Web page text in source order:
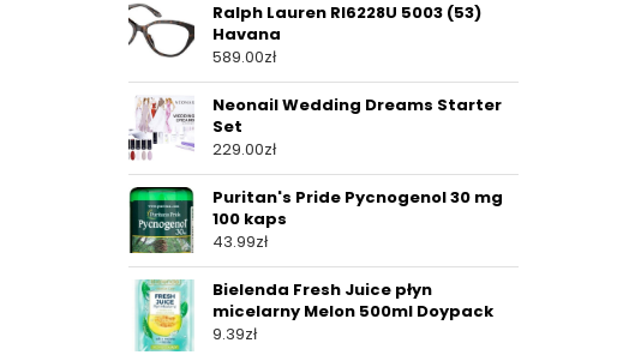
Ralph Lauren Rl6228U 5003 (53)
Havana
589.00zł
Neonail Wedding Dreams Starter
Set
229.00zł
Puritan's Pride Pycnogenol 30 mg
100 kaps
43.99zł
Bielenda Fresh Juice płyn
micelarny Melon 500ml Doypack
9.39zł